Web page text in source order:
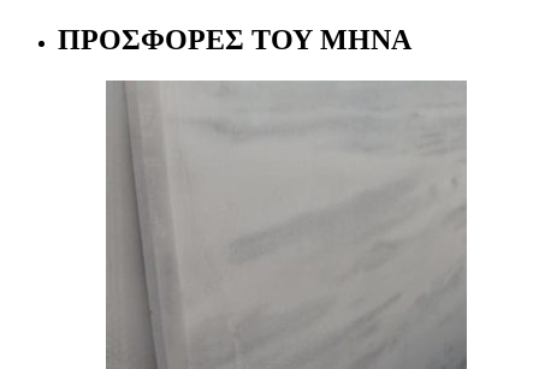
ΠΡΟΣΦΟΡΕΣ ΤΟΥ ΜΗΝΑ